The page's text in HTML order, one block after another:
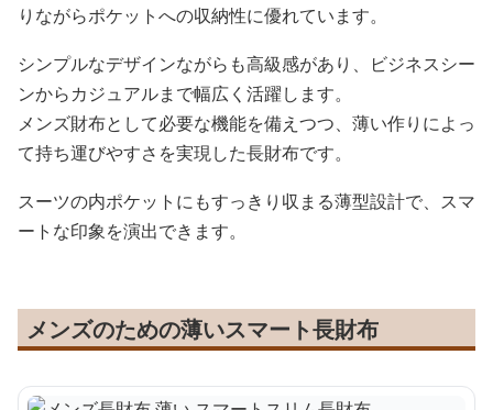
りながらポケットへの収納性に優れています。
シンプルなデザインながらも高級感があり、ビジネスシー
ンからカジュアルまで幅広く活躍します。
メンズ財布として必要な機能を備えつつ、薄い作りによっ
て持ち運びやすさを実現した長財布です。
スーツの内ポケットにもすっきり収まる薄型設計で、スマ
ートな印象を演出できます。
メンズのための薄いスマート長財布